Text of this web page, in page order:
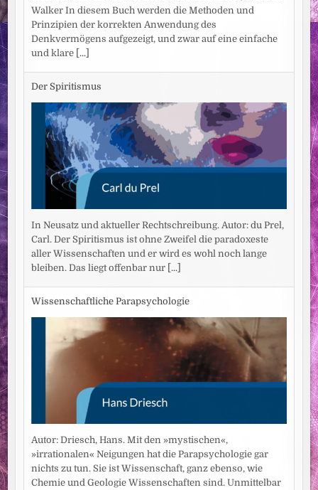
Walker In diesem Buch werden die Methoden und
Prinzipien der korrekten Anwendung des
Denkvermögens aufgezeigt, und zwar auf eine einfache
und klare [...]
Der Spiritismus
In Neusatz und aktueller Rechtschreibung. Autor: du Prel,
Carl. Der Spiritismus ist ohne Zweifel die paradoxeste
aller Wissenschaften und er wird es wohl noch lange
bleiben. Das liegt offenbar nur [...]
Wissenschaftliche Parapsychologie
Autor: Driesch, Hans. Mit den »mystischen«,
»irrationalen« Neigungen hat die Parapsychologie gar
nichts zu tun. Sie ist Wissenschaft, ganz ebenso, wie
Chemie und Geologie Wissenschaften sind. Unmittelbar